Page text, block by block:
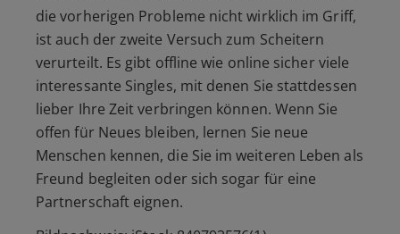
die vorherigen Probleme nicht wirklich im Griff,
ist auch der zweite Versuch zum Scheitern
verurteilt. Es gibt offline wie online sicher viele
interessante Singles, mit denen Sie stattdessen
lieber Ihre Zeit verbringen können. Wenn Sie
offen für Neues bleiben, lernen Sie neue
Menschen kennen, die Sie im weiteren Leben als
Freund begleiten oder sich sogar für eine
Partnerschaft eignen.